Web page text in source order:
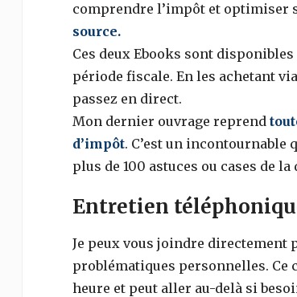
comprendre l’impôt et optimiser
source.
Ces deux Ebooks sont
période fiscale. En les achetant
passez en direct.
Mon dernier ouvrage reprend
d’impôt. C’est un incontournable
plus de 100 astuces ou cases de
Entretien
Je peux vous joindre directement
problématiques personnelles. Ce
heure et peut aller au-delà si